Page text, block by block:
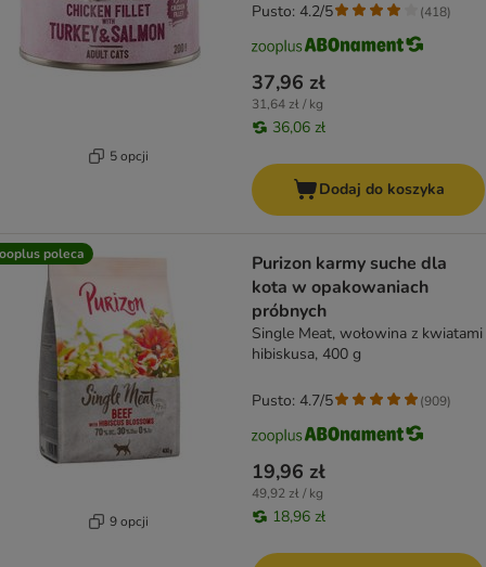
5 opcji
37,96 zł
31,64 zł / kg
36,06 zł
Pusto: 4.2/5 (418)
Dodaj do koszyka
poleca
9 opcji
Purizon karmy suche dla
kota w opakowaniach
próbnych
Single Meat, wołowina z kwiatami
hibiskusa, 400 g
19,96 zł
49,92 zł / kg
18,96 zł
Pusto: 4.7/5 (909)